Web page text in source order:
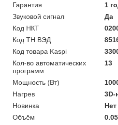
Гарантия
1
Звуковой сигнал
Да
Код НКТ
Код ТН ВЭД
Код товара Kaspi
Кол-во автоматических
программ
13
Мощность (Bт)
Нагрев
3D-
Новинка
Нет
Объём